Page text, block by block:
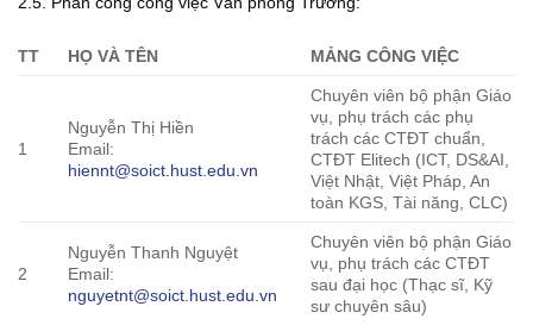
TT HỌ VÀ TÊN MẢNG CÔNG VIỆC
1
Nguyễn Thị Hiền
Email:
hiennt@soict.hust.edu.vn
Chuyên viên bộ phận Giáo
vụ, phụ trách các phụ
trách các CTĐT chuẩn,
CTĐT Elitech (ICT, DS&AI,
Việt Nhật, Việt Pháp, An
toàn KGS, Tài năng, CLC)
2
Nguyễn Thanh Nguyệt
Email:
nguyetnt@soict.hust.edu.vn
Chuyên viên bộ phận Giáo
vụ, phụ trách các CTĐT
sau đại học (Thạc sĩ, Kỹ
sư chuyên sâu)